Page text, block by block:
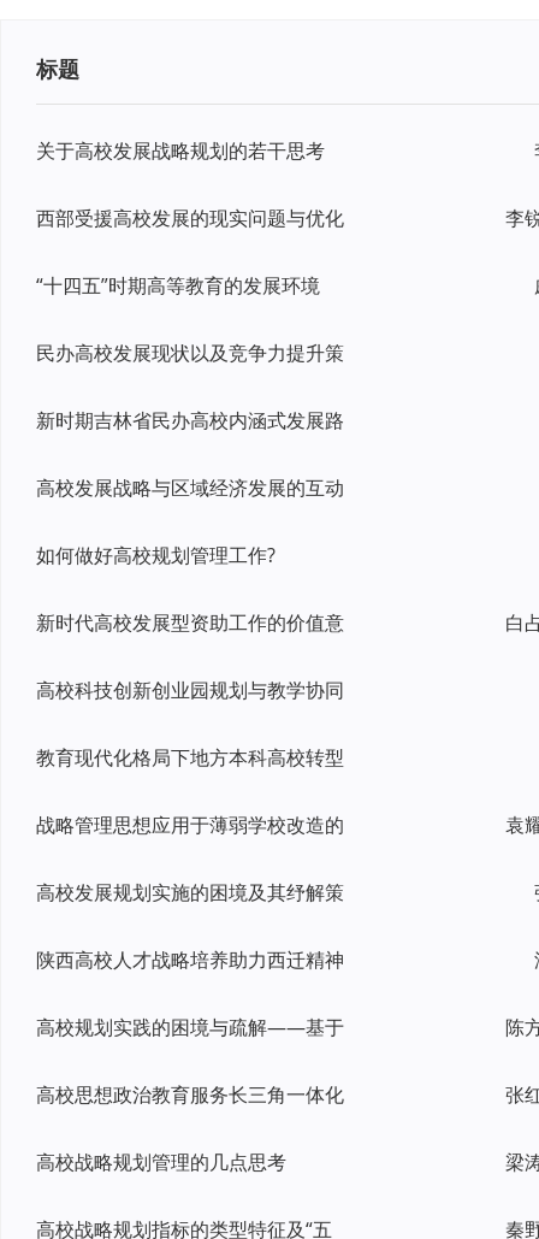
标题
关于高校发展战略规划的若干思考
西部受援高校发展的现实问题与优化
“十四五”时期高等教育的发展环境
民办高校发展现状以及竞争力提升策
新时期吉林省民办高校内涵式发展路
高校发展战略与区域经济发展的互动
如何做好高校规划管理工作?
新时代高校发展型资助工作的价值意
高校科技创新创业园规划与教学协同
教育现代化格局下地方本科高校转型
战略管理思想应用于薄弱学校改造的
高校发展规划实施的困境及其纾解策
陕西高校人才战略培养助力西迁精神
高校规划实践的困境与疏解——基于
高校思想政治教育服务长三角一体化 张
高校战略规划管理的几点思考
高校战略规划指标的类型特征及“五